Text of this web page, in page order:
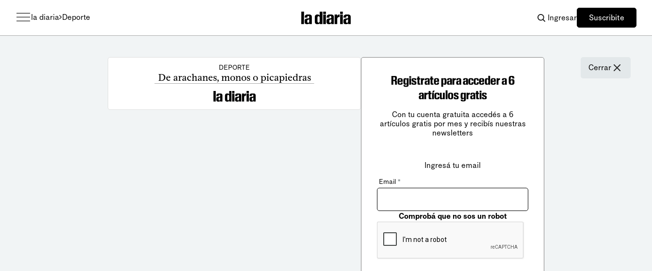
la diaria Deporte Ingresar Suscribite
DEPORTE
De arachanes, monos o picapiedras
Cerrar
Registrate para acceder a 6
artículos gratis
Con tu cuenta gratuita accedés a 6
artículos gratis por mes y recibís nuestras
newsletters
Ingresá tu email
Email *
Comprobá que no sos un robot